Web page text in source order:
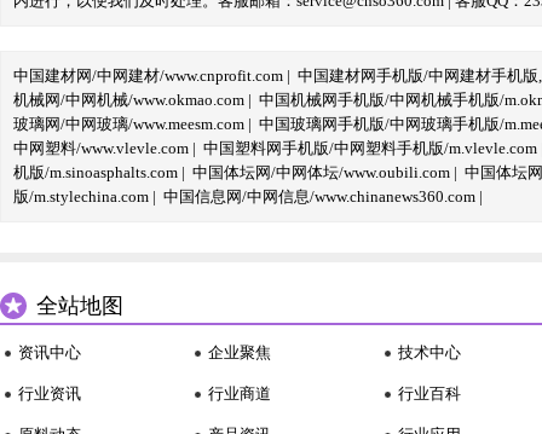
中国建材网/中网建材/www.cnprofit.com | 中国建材网手机版/中网建材手机版
机械网/中网机械/www.okmao.com | 中国机械网手机版/中网机械手机版/
玻璃网/中网玻璃/www.meesm.com | 中国玻璃网手机版/中网玻璃手机版/
中网塑料/www.vlevle.com | 中国塑料网手机版/中网塑料手机版/m.vlevle.com
机版/m.sinoasphalts.com | 中国体坛网/中网体坛/www.oubili.com | 中国体坛
版/m.stylechina.com | 中国信息网/中网信息/www.chinanews360.com |
全站地图
资讯中心
行业资讯
企业聚焦
行业商道
技术中心
行业百科